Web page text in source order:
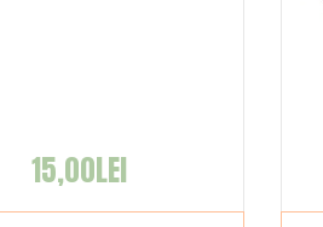
15,00LEI